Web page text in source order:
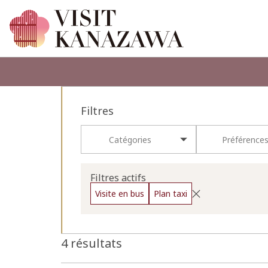
Filtres
Catégories Préférences
Filtres actifs
Visite en bus Plan taxi
4 résultats